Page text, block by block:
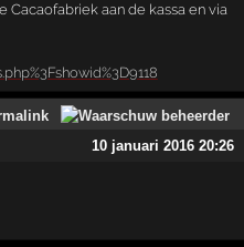
aan de kassa en via
10 januari 2016 20:26